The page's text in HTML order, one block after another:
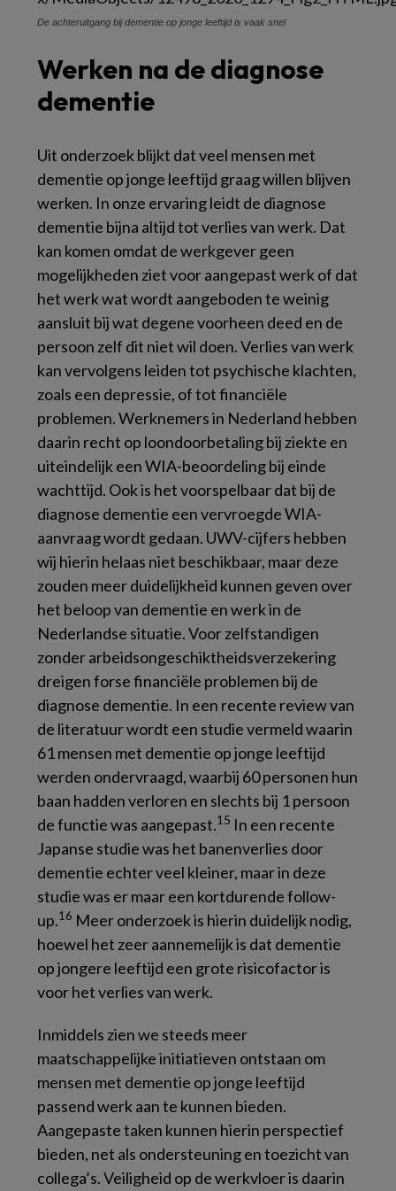
De achteruitgang bij dementie op jonge leeftijd is vaak snel
Werken na de diagnose
dementie
Uit onderzoek blijkt dat veel mensen met
dementie op jonge leeftijd graag willen blijven
werken. In onze ervaring leidt de diagnose
dementie bijna altijd tot verlies van werk. Dat
kan komen omdat de werkgever geen
mogelijkheden ziet voor aangepast werk of dat
het werk wat wordt aangeboden te weinig
aansluit bij wat degene voorheen deed en de
persoon zelf dit niet wil doen. Verlies van werk
kan vervolgens leiden tot psychische klachten,
zoals een depressie, of tot financiële
problemen. Werknemers in Nederland hebben
daarin recht op loondoorbetaling bij ziekte en
uiteindelijk een WIA-beoordeling bij einde
wachttijd. Ook is het voorspelbaar dat bij de
diagnose dementie een vervroegde WIA-
aanvraag wordt gedaan. UWV-cijfers hebben
wij hierin helaas niet beschikbaar, maar deze
zouden meer duidelijkheid kunnen geven over
het beloop van dementie en werk in de
Nederlandse situatie. Voor zelfstandigen
zonder arbeidsongeschiktheidsverzekering
dreigen forse financiële problemen bij de
diagnose dementie. In een recente review van
de literatuur wordt een studie vermeld waarin
61 mensen met dementie op jonge leeftijd
werden ondervraagd, waarbij 60 personen hun
baan hadden verloren en slechts bij 1 persoon
de functie was aangepast.15 In een recente
Japanse studie was het banenverlies door
dementie echter veel kleiner, maar in deze
studie was er maar een kortdurende follow-
up.16 Meer onderzoek is hierin duidelijk nodig,
hoewel het zeer aannemelijk is dat dementie
op jongere leeftijd een grote risicofactor is
voor het verlies van werk.
Inmiddels zien we steeds meer
maatschappelijke initiatieven ontstaan om
mensen met dementie op jonge leeftijd
passend werk aan te kunnen bieden.
Aangepaste taken kunnen hierin perspectief
bieden, net als ondersteuning en toezicht van
collega’s. Veiligheid op de werkvloer is daarin